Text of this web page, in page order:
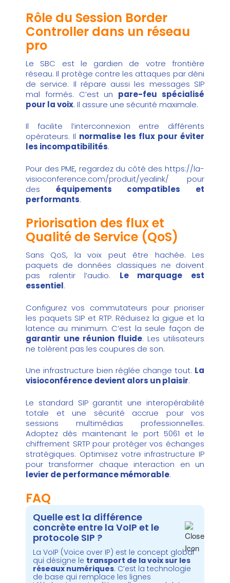
Rôle du Session Border
Controller dans un réseau
pro
Le SBC est le gardien de votre frontière
réseau. Il protège contre les attaques par déni
de service. Il répare aussi les messages SIP
mal formés. C’est un pare-feu spécialisé
pour la voix. Il assure une sécurité maximale.
Il facilite l’interconnexion entre différents
opérateurs. Il normalise les flux pour éviter
les incompatibilités.
Pour des PME, regardez du côté des https://la-
visioconference.com/produit/yealink/ pour
des équipements compatibles et
performants.
Priorisation des flux et
Qualité de Service (QoS)
Sans QoS, la voix peut être hachée. Les
paquets de données classiques ne doivent
pas ralentir l’audio. Le marquage est
essentiel.
Configurez vos commutateurs pour prioriser
les paquets SIP et RTP. Réduisez la gigue et la
latence au minimum. C’est la seule façon de
garantir une réunion fluide. Les utilisateurs
ne tolèrent pas les coupures de son.
Une infrastructure bien réglée change tout. La
visioconférence devient alors un plaisir.
Le standard SIP garantit une interopérabilité
totale et une sécurité accrue pour vos
sessions multimédias professionnelles.
Adoptez dès maintenant le port 5061 et le
chiffrement SRTP pour protéger vos échanges
stratégiques. Optimisez votre infrastructure IP
pour transformer chaque interaction en un
levier de performance mémorable.
FAQ
Quelle est la différence
concrète entre la VoIP et le
protocole SIP ?
La VoIP (Voice over IP) est le concept global
qui désigne le transport de la voix sur les
réseaux numériques. C’est la technologie
de base qui remplace les lignes